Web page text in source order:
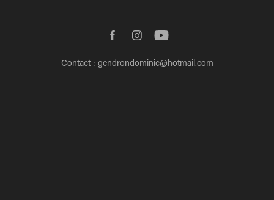
Contact : gendrondominic@hotmail.com